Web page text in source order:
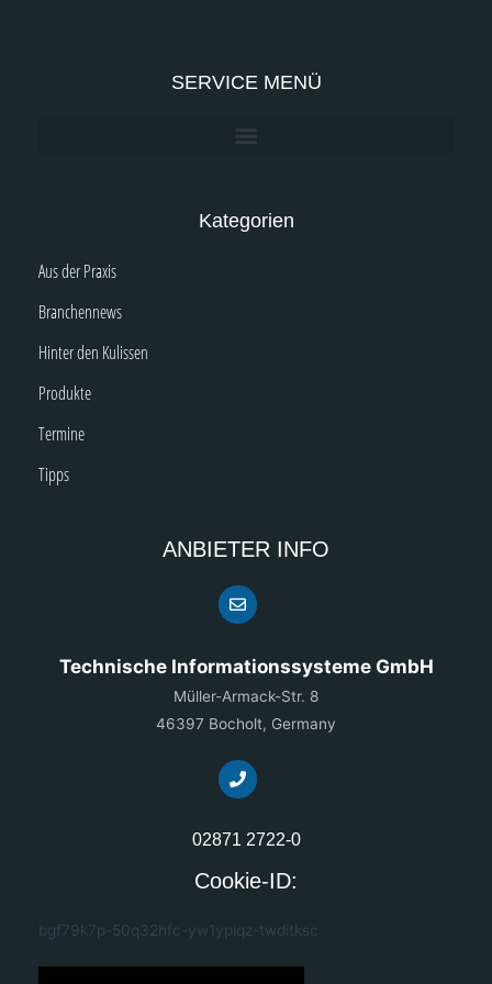
SERVICE MENÜ
Kategorien
Aus der Praxis
Branchennews
Hinter den Kulissen
Produkte
Termine
Tipps
ANBIETER INFO
Technische Informationssysteme GmbH
Müller-Armack-Str. 8
46397 Bocholt, Germany
02871 2722-0
Cookie-ID:
bgf79k7p-50q32hfc-yw1ypiqz-twditksc